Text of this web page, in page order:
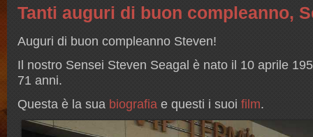
Tanti auguri di buon compleanno,
Auguri di buon compleanno Steven!
Il nostro Sensei Steven Seagal è nato il 10 aprile
71 anni.
Questa è la sua biografia e questi i suoi film.